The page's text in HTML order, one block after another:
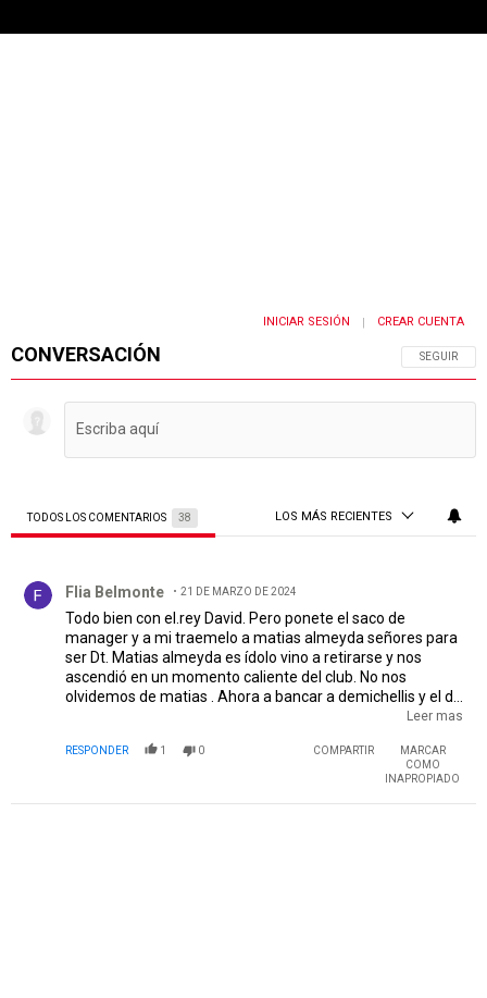
CONVERSACIÓN SIGA ESTA
SEGUIR
INICIAR SESIÓN | CREAR CUENTA
TODOS LOS COMENTARIOS 38 LOS MÁS RECIENTES
Flia Belmonte 21 DE MARZO DE 2024
Todo bien con el.rey David. Pero ponete el saco de
manager y a mi traemelo a matias almeyda señores para
ser Dt. Matias almeyda es ídolo vino a retirarse y nos
ascendió en un momento caliente del club. No nos
olvidemos de matias . Ahora a bancar a demichellis y el dia
que se vaya a pensar en otro va los dirigentes porque el
que el club es del socio. Jajajajaja pffff
Leer mas
RESPONDER 1 0 COMPARTIR
MARCAR
COMO
INAPROPIADO